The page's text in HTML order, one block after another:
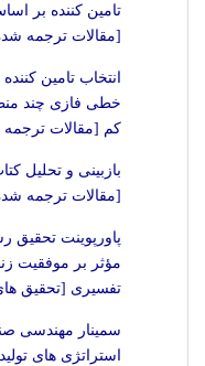
تامین کننده بر
[مقالات ترجمه
خطی فازی چند
کم [مقالات
بازبینی و تحلیل
[مقالات ترجمه
پاورپوینت تحقیق
مؤثر بر موفقیت
تفسیری [تحقیق
سمینار مهندسی
استراتژی های